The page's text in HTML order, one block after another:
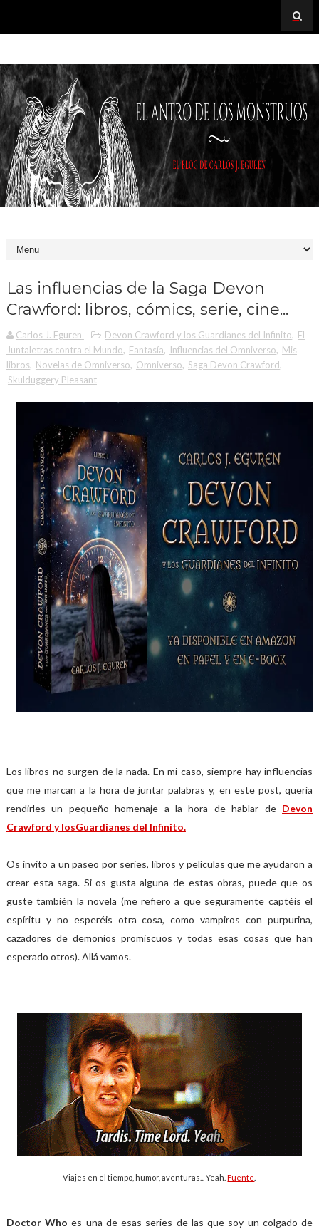
Las influencias de la Saga Devon
Crawford: libros, cómics, serie, cine...
Carlos J. Eguren Devon Crawford y los Guardianes del Infinito, El
Juntaletras contra el Mundo, Fantasía, Influencias del Omniverso, Mis
libros, Novelas de Omniverso, Omniverso, Saga Devon Crawford,
Skulduggery Pleasant
Los libros no surgen de la nada. En mi caso, siempre hay influencias
que me marcan a la hora de juntar palabras y, en este post, quería
rendirles un pequeño homenaje a la hora de hablar de Devon
Crawford y losGuardianes del Infinito.
Os invito a un paseo por series, libros y películas que me ayudaron a
crear esta saga. Si os gusta alguna de estas obras, puede que os
guste también la novela (me refiero a que seguramente captéis el
espíritu y no esperéis otra cosa, como vampiros con purpurina,
cazadores de demonios promiscuos y todas esas cosas que han
esperado otros). Allá vamos.
Viajes en el tiempo, humor, aventuras... Yeah.Fuente
Doctor Whoes una de esas series de las que soy un colgado de